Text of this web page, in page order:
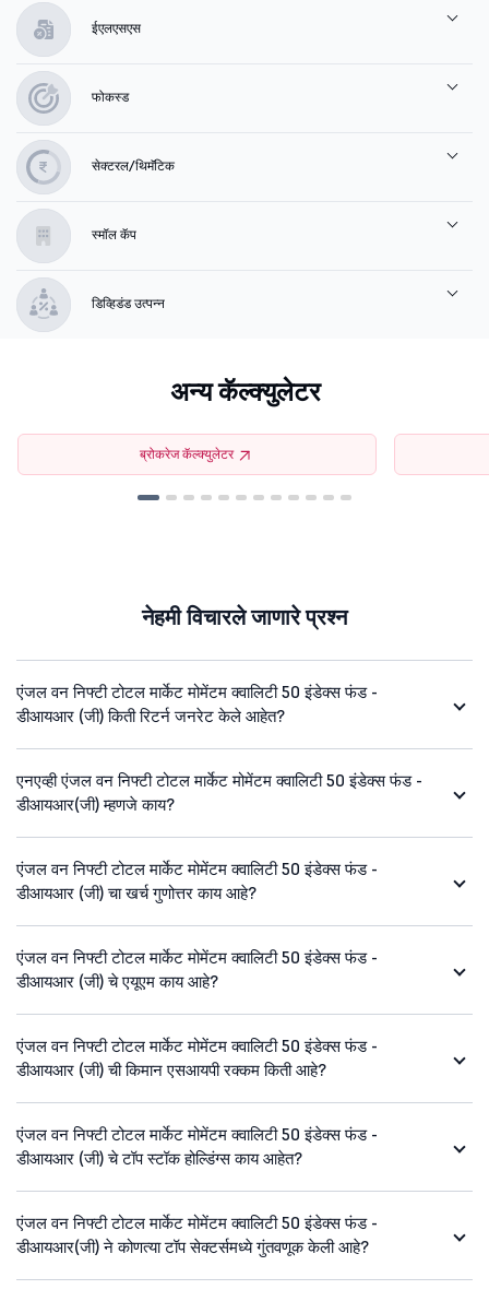
ईएलएसएस
फोकस्ड
सेक्टरल/थिमॅटिक
स्मॉल कॅप
डिव्हिडंड उत्पन्न
अन्य कॅल्क्युलेटर
ब्रोकरेज कॅल्क्युलेटर
नेहमी विचारले जाणारे प्रश्न
एंजल वन निफ्टी टोटल मार्केट मोमेंटम क्वालिटी 50 इंडेक्स फंड -
डीआयआर (जी) किती रिटर्न जनरेट केले आहेत?
एनएव्ही एंजल वन निफ्टी टोटल मार्केट मोमेंटम क्वालिटी 50 इंडेक्स फंड -
डीआयआर(जी) म्हणजे काय?
एंजल वन निफ्टी टोटल मार्केट मोमेंटम क्वालिटी 50 इंडेक्स फंड -
डीआयआर (जी) चा खर्च गुणोत्तर काय आहे?
एंजल वन निफ्टी टोटल मार्केट मोमेंटम क्वालिटी 50 इंडेक्स फंड -
डीआयआर (जी) चे एयूएम काय आहे?
एंजल वन निफ्टी टोटल मार्केट मोमेंटम क्वालिटी 50 इंडेक्स फंड -
डीआयआर (जी) ची किमान एसआयपी रक्कम किती आहे?
एंजल वन निफ्टी टोटल मार्केट मोमेंटम क्वालिटी 50 इंडेक्स फंड -
डीआयआर (जी) चे टॉप स्टॉक होल्डिंग्स काय आहेत?
एंजल वन निफ्टी टोटल मार्केट मोमेंटम क्वालिटी 50 इंडेक्स फंड -
डीआयआर(जी) ने कोणत्या टॉप सेक्टर्समध्ये गुंतवणूक केली आहे?